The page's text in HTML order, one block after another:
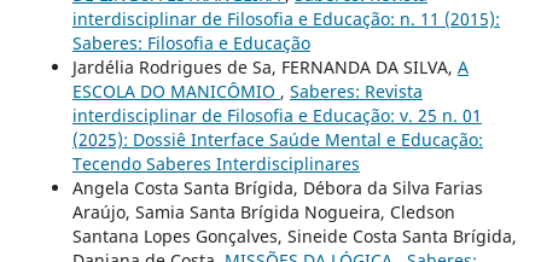
interdisciplinar de Filosofia e Educação: n. 11 (2015):
Saberes: Filosofia e Educação
Jardélia Rodrigues de Sa, FERNANDA DA SILVA, A
ESCOLA DO MANICÔMIO , Saberes: Revista
interdisciplinar de Filosofia e Educação: v. 25 n. 01
(2025): Dossiê Interface Saúde Mental e Educação:
Tecendo Saberes Interdisciplinares
Angela Costa Santa Brígida, Débora da Silva Farias
Araújo, Samia Santa Brígida Nogueira, Cledson
Santana Lopes Gonçalves, Sineide Costa Santa Brígida,